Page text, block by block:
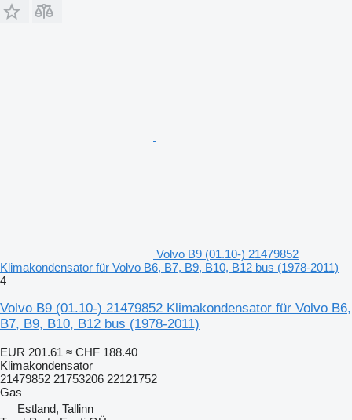
Volvo B9 (01.10-) 21479852
Klimakondensator für Volvo B6, B7, B9, B10, B12 bus (1978-2011)
4
Volvo B9 (01.10-) 21479852 Klimakondensator für Volvo B6,
B7, B9, B10, B12 bus (1978-2011)
EUR 201.61 ≈ CHF 188.40
Klimakondensator
21479852 21753206 22121752
Gas
Estland, Tallinn